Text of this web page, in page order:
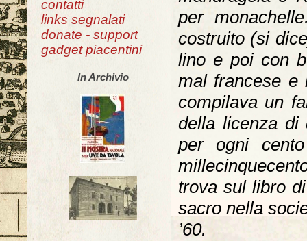
contatti
links segnalati
donate - support
gadget piacentini
In Archivio
per
costruito (si
lino e poi con
mal francese e
compilava un
della licenza di
per ogni
trova sul libro
sacro nella
’60.